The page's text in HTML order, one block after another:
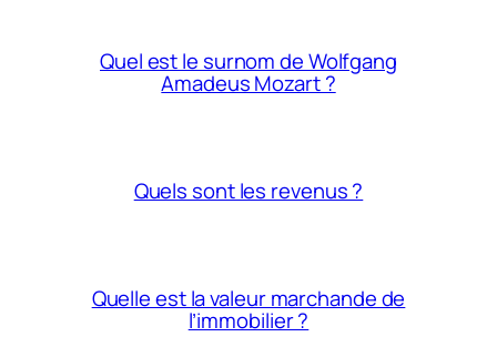
Quel est le surnom de Wolfgang
Amadeus Mozart ?
Quels sont les revenus ?
Quelle est la valeur marchande de
l’immobilier ?